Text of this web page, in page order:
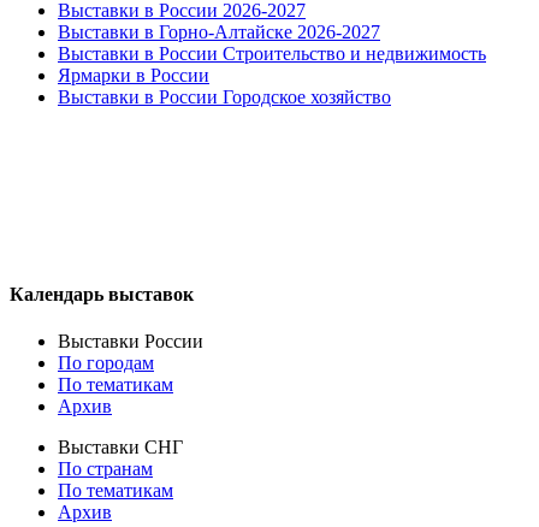
Выставки в России 2026-2027
Выставки в Горно-Алтайске 2026-2027
Выставки в России Строительство и недвижимость
Ярмарки в России
Выставки в России Городское хозяйство
Календарь выставок
Выставки России
По городам
По тематикам
Архив
Выставки СНГ
По странам
По тематикам
Архив